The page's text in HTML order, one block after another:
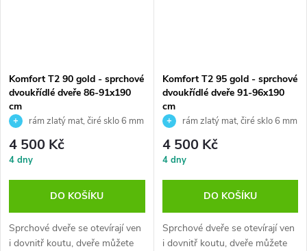
Komfort T2 90 gold - sprchové
dvoukřídlé dveře 86-91x190
cm
rám zlatý mat, čiré sklo 6 mm
4 500 Kč
4 dny
DO KOŠÍKU
Sprchové dveře se otevírají ven
i dovnitř koutu, dveře můžete
Komfort T2 95 gold - sprchové
dvoukřídlé dveře 91-96x190
cm
rám zlatý mat, čiré sklo 6 mm
4 500 Kč
4 dny
DO KOŠÍKU
Sprchové dveře se otevírají ven
i dovnitř koutu, dveře můžete